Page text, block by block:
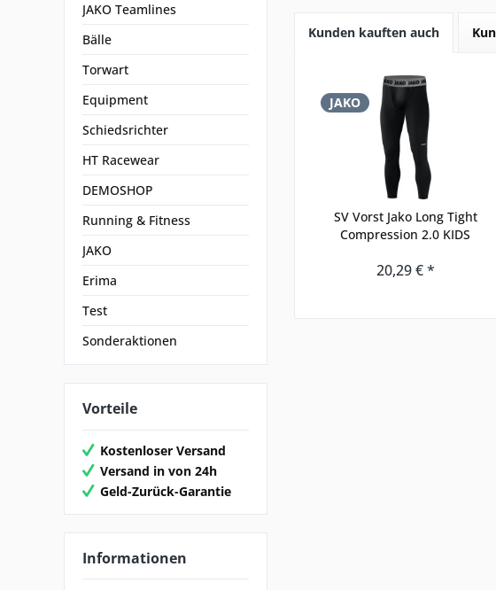
JAKO Teamlines
Bälle
Torwart
Equipment
Schiedsrichter
HT Racewear
DEMOSHOP
Running & Fitness
JAKO
Erima
Test
Sonderaktionen
Vorteile
Kostenloser Versand
Versand in von 24h
Geld-Zurück-Garantie
Informationen
Kunden kauften auch
JAKO
SV Vorst Jako Long Tight
Compression 2.0 KIDS
20,29 € *